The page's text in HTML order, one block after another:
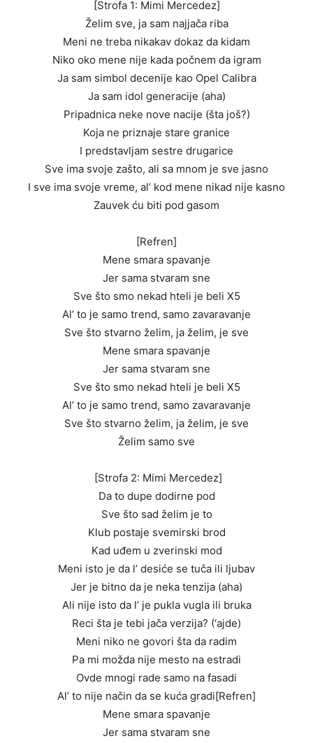
[Strofa 1: Mimi Mercedez]
Želim sve, ja sam najjača riba
Meni ne treba nikakav dokaz da kidam
Niko oko mene nije kada počnem da igram
Ja sam simbol decenije kao Opel Calibra
Ja sam idol generacije (aha)
Pripadnica neke nove nacije (šta još?)
Koja ne priznaje stare granice
I predstavljam sestre drugarice
Sve ima svoje zašto, ali sa mnom je sve jasno
I sve ima svoje vreme, al’ kod mene nikad nije kasno
Zauvek ću biti pod gasom
[Refren]
Mene smara spavanje
Jer sama stvaram sne
Sve što smo nekad hteli je beli X5
Al’ to je samo trend, samo zavaravanje
Sve što stvarno želim, ja želim, je sve
Mene smara spavanje
Jer sama stvaram sne
Sve što smo nekad hteli je beli X5
Al’ to je samo trend, samo zavaravanje
Sve što stvarno želim, ja želim, je sve
Želim samo sve
[Strofa 2: Mimi Mercedez]
Da to dupe dodirne pod
Sve što sad želim je to
Klub postaje svemirski brod
Kad uđem u zverinski mod
Meni isto je da l’ desiće se tuča ili ljubav
Jer je bitno da je neka tenzija (aha)
Ali nije isto da l’ je pukla vugla ili bruka
Reci šta je tebi jača verzija? (‘ajde)
Meni niko ne govori šta da radim
Pa mi možda nije mesto na estradi
Ovde mnogi rade samo na fasadi
Al’ to nije način da se kuća gradi[Refren]
Mene smara spavanje
Jer sama stvaram sne